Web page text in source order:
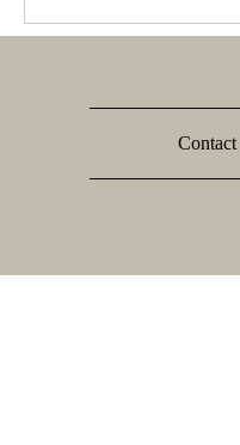
Contact